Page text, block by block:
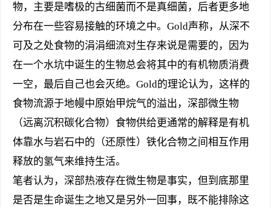
物，主要是嗜极的古细菌而不是真细菌，后者更多地
分布在一些容易接触的环境之中。Gold声称，从深不
可及之处食物的涓涓细流对生存来说是需要的，因为
在一个水坑中诞生的生物总会将其中的有机物质消费
一空，最后自己也会灭绝。Gold的理论认为，这样的
食物流源于地幔中原始甲烷气的溢出，深部微生物
（远离沉积碳化合物）食物供给更通常的解释是有机
体靠水与岩石中的（还原性）铁化合物之间相互作用
释放的氢气来维持生活。
笔者认为，深部热液存在微生物是事实，但到底那里
是否是生命诞生之地又是另外一回事，既不能排除这